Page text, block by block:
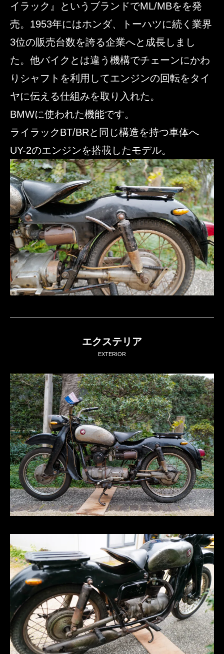
イラック』というブランドでML/MBをを発
売。1953年にはホンダ、トーハツに続く業界
3位の販売台数を誇る企業へと成長しまし
た。他バイクとは違う機構でチェーンにかわ
りシャフトを利用してエンジンの回転をタイ
ヤに伝える仕組みを取り入れた。
BMWに使われた機能です。
ライラックBT/BRと同じ構造を持つ車体へ
UY-2のエンジンを搭載したモデル。
エクステリア
EXTERIOR